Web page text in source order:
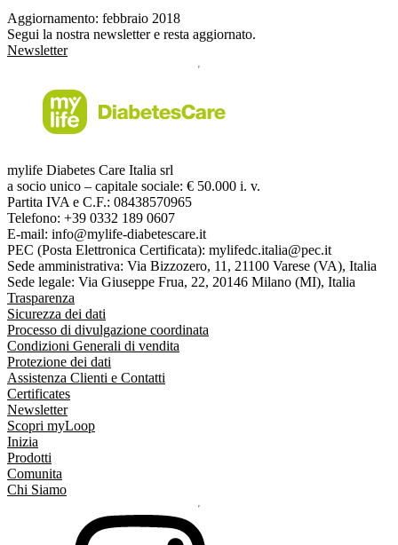
Aggiornamento: febbraio 2018
Segui la nostra newsletter e resta aggiornato.
Newsletter
mylife Diabetes Care Italia srl
a socio unico – capitale sociale: € 50.000 i. v.
Partita IVA e C.F.: 08438570965
Telefono: +39 0332 189 0607
E-mail: info@mylife-diabetescare.it
PEC (Posta Elettronica Certificata): mylifedc.italia@pec.it
Sede amministrativa: Via Bizzozero, 11, 21100 Varese (VA), Italia
Sede legale: Via Giuseppe Frua, 22, 20146 Milano (MI), Italia
Trasparenza
Sicurezza dei dati
Processo di divulgazione coordinata
Condizioni Generali di vendita
Protezione dei dati
Assistenza Clienti e Contatti
Certificates
Newsletter
Scopri myLoop
Inizia
Prodotti
Comunita
Chi Siamo